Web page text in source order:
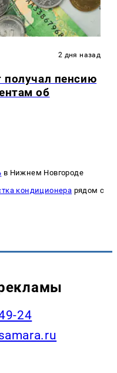
2 дня назад
пенсию
об
в Нижнем Новгороде
кондиционера рядом с
24